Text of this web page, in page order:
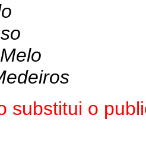
substitui o